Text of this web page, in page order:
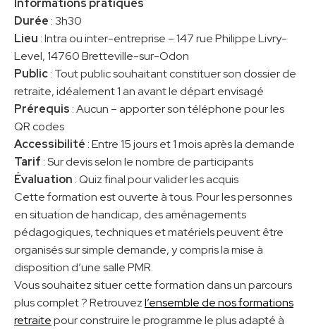
Informations pratiques
Durée : 3h30
Lieu : Intra ou inter-entreprise – 147 rue Philippe Livry-
Level, 14760 Bretteville-sur-Odon
Public: Tout public souhaitant constituer son dossier de
retraite, idéalement 1 an avant le départ envisagé
Prérequis : Aucun – apporter son téléphone pour les
QR codes
Accessibilité : Entre 15 jours et 1 mois après la demande
Tarif : Sur devis selon le nombre de participants
Évaluation : Quiz final pour valider les acquis
Cette formation est ouverte à tous. Pour les personnes
en situation de handicap, des aménagements
pédagogiques, techniques et matériels peuvent être
organisés sur simple demande, y compris la mise à
disposition d’une salle PMR.
Vous souhaitez situer cette formation dans un parcours
plus complet ? Retrouvezl’ensemble de nos formations
retraitepour construire le programme le plus adapté à